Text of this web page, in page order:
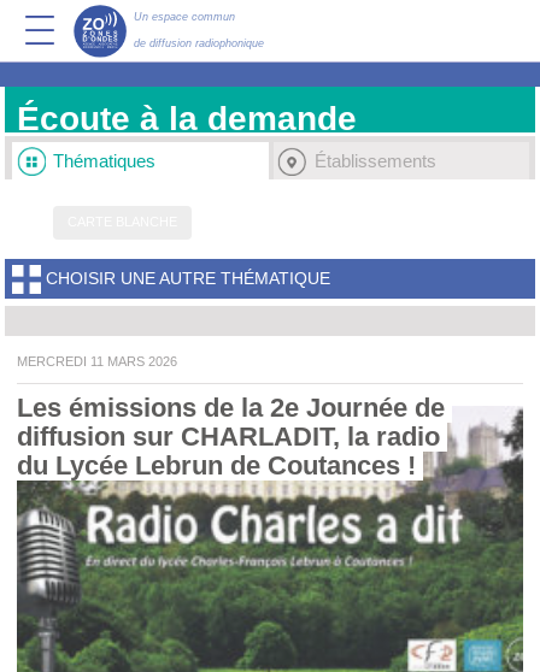
Un espace commun
de diffusion radiophonique
Écoute à la demande
Thématiques Établissements
CHOISIR UNE AUTRE THÉMATIQUE
MERCREDI 11 MARS 2026
Les émissions de la 2e Journée de
diffusion sur CHARLADIT, la radio
du Lycée Lebrun de Coutances !